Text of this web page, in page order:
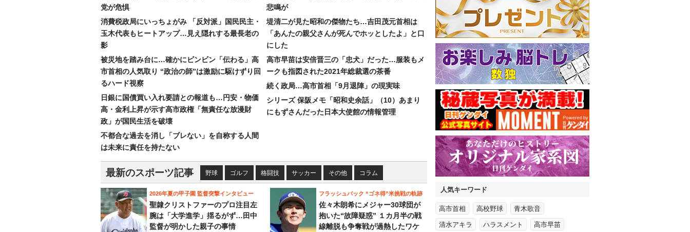
党が危惧
消費税政局にいっちょがみ 「反対派」国民民主・
玉木代表もヒートアップ…見え隠れする最長老の
影
被災地を踏み台に…確かにビンビン「伝わる」高
市首相の人気取り “政治の師”は激励に駆けずり回
るハード視察
日銀に国債買い入れ要請との報道も…円安・物価
高・金利上昇が示す高市政権「無責任な放漫財
政」が国民生活を破壊
不都合な過去を消し「ブレない」を自称する人間
は未来に責任を持たない
悲鳴が
堤清二が見た昭和の傑物たち…吉田茂元首相は
「あんたの親父さんが死んでホッとしたよ」と口
にした
高市早苗は安倍晋三の「忠犬」だった…服装もメ
ークも指図された2021年総裁選の茶番
続く政局…高市首相「9月退陣」の現実味
シリーズ 保阪メモ「昭和史余話」（10）あまり
にもずさんだった日本大使館の情報管理
最新のスポーツ記事 野球 ゴルフ 格闘技 サッカー その他 コラム
2026年夏の甲子園 監督突撃インタビュー
聖隷クリストファーのプロ注目左
腕は「大学進学」揺るがず…田中
監督が明かした親子の事情
フラッシュバック “ゴネ得”米挑戦の軌跡
佐々木朗希にメジャー30球団が
抱いた“故障疑惑” １カ月半の戦
線離脱も争奪戦が過熱したワケ
人気キーワード
高市首相 高校野球 青木歌音
清水アキラ ハラスメント 高市早苗